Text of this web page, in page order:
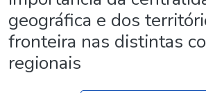
geográfica e dos
fronteira nas distintas
regionais